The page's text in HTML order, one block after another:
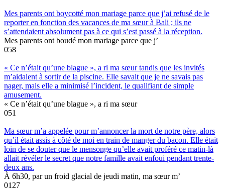
Mes parents ont boycotté mon mariage parce que j’ai refusé de le
reporter en fonction des vacances de ma sœur à Bali ; ils ne
s’attendaient absolument pas à ce qui s’est passé à la réception.
Mes parents ont boudé mon mariage parce que j’
058
« Ce n’était qu’une blague », a ri ma sœur tandis que les invités
m’aidaient à sortir de la piscine. Elle savait que je ne savais pas
nager, mais elle a minimisé l’incident, le qualifiant de simple
amusement.
« Ce n’était qu’une blague », a ri ma sœur
051
Ma sœur m’a appelée pour m’annoncer la mort de notre père, alors
qu’il était assis à côté de moi en train de manger du bacon. Elle était
loin de se douter que le mensonge qu’elle avait proféré ce matin-là
allait révéler le secret que notre famille avait enfoui pendant trente-
deux ans.
À 6h30, par un froid glacial de jeudi matin, ma sœur m’
0127